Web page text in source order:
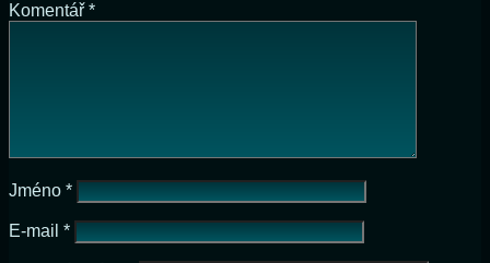
Komentář *
Jméno *
E-mail *